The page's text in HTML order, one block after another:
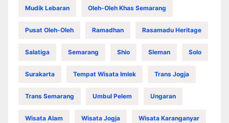
Mudik Lebaran Oleh-Oleh Khas Semarang
Pusat Oleh-Oleh Ramadhan Rasamadu Heritage
Salatiga Semarang Shio Sleman Solo
Surakarta Tempat Wisata Imlek Trans Jogja
Trans Semarang Umbul Pelem Ungaran
Wisata Alam Wisata Jogja Wisata Karanganyar